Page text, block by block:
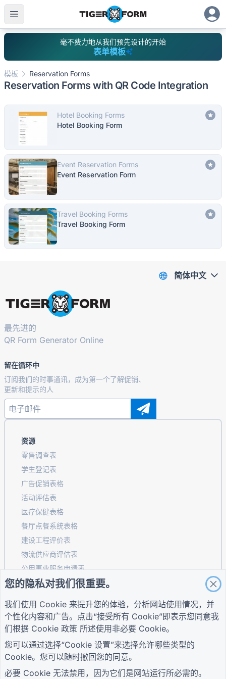
毫不费力地从我们预先设计的开始
表单模板
模板 Reservation Forms
Reservation Forms with QR Code Integration
Hotel Booking Forms
Hotel Booking Form
Event Reservation Forms
Event Reservation Form
Travel Booking Forms
Travel Booking Form
最先进的
QR Form Generator Online
留在循环中
订阅我们的时事通讯，成为第一个了解促销、
更新和提示的人
资源
零售调查表
学生登记表
广告促销表格
活动评估表
医疗保健表格
餐厅点餐系统表格
建设工程评价表
物流供应商评估表
公用事业服务申请表
客户参与表
指南
博客
TIGER FORM指南
公司
联系我们
条款
隐私政策
简体中文
您的隐私对我们很重要。
我们使用 Cookie 来提升您的体验，分析网站使用情况，并
个性化内容和广告。点击“接受所有 Cookie”即表示您同意我
们根据 Cookie 政策 所述使用非必要 Cookie。
您可以通过选择“Cookie 设置”来选择允许哪些类型的
Cookie。您可以随时撤回您的同意。
必要 Cookie 无法禁用，因为它们是网站运行所必需的。